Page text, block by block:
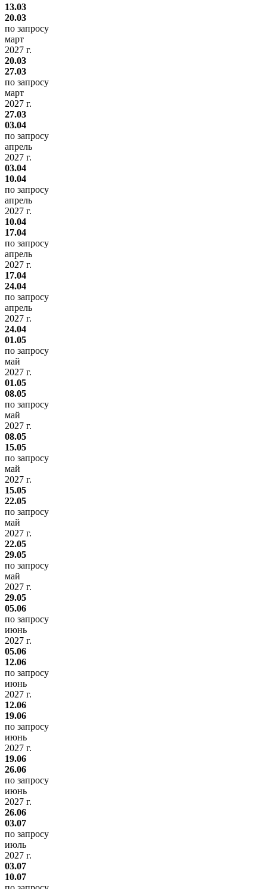
13.03
20.03
по запросу
март
2027 г.
20.03
27.03
по запросу
март
2027 г.
27.03
03.04
по запросу
апрель
2027 г.
03.04
10.04
по запросу
апрель
2027 г.
10.04
17.04
по запросу
апрель
2027 г.
17.04
24.04
по запросу
апрель
2027 г.
24.04
01.05
по запросу
май
2027 г.
01.05
08.05
по запросу
май
2027 г.
08.05
15.05
по запросу
май
2027 г.
15.05
22.05
по запросу
май
2027 г.
22.05
29.05
по запросу
май
2027 г.
29.05
05.06
по запросу
июнь
2027 г.
05.06
12.06
по запросу
июнь
2027 г.
12.06
19.06
по запросу
июнь
2027 г.
19.06
26.06
по запросу
июнь
2027 г.
26.06
03.07
по запросу
июль
2027 г.
03.07
10.07